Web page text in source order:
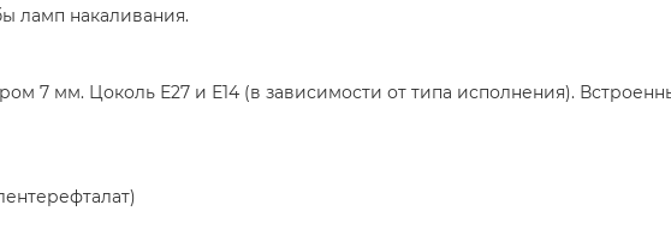
ламп накаливания.
7 мм. Цоколь Е27 и Е14 (в зависимости от типа исполнения).